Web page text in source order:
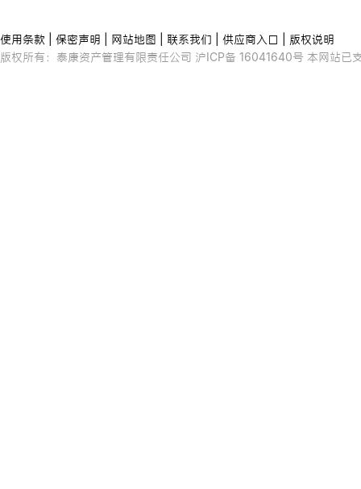
使用条款 保密声明 网站地图 联系我们 供应商入口
版权说明
版权所有：泰康资产管理有限责任公司 沪ICP备 16041640号 本网站已